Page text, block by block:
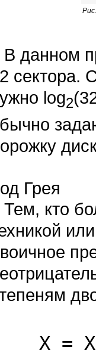
В данном примере абсолютный энкодер имеет
сектора.
log2
Грея
Тем, кто более-менее знаком с цифровой
X = X